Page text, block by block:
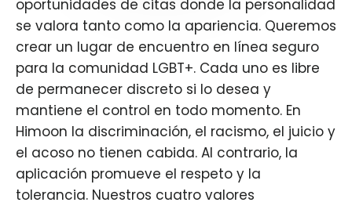
oportunidades de citas donde la personalidad
se valora tanto como la apariencia. Queremos
crear un lugar de encuentro en línea seguro
para la comunidad LGBT+. Cada uno es libre
de permanecer discreto si lo desea y
mantiene el control en todo momento. En
Himoon la discriminación, el racismo, el juicio y
el acoso no tienen cabida. Al contrario, la
aplicación promueve el respeto y la
tolerancia. Nuestros cuatro valores